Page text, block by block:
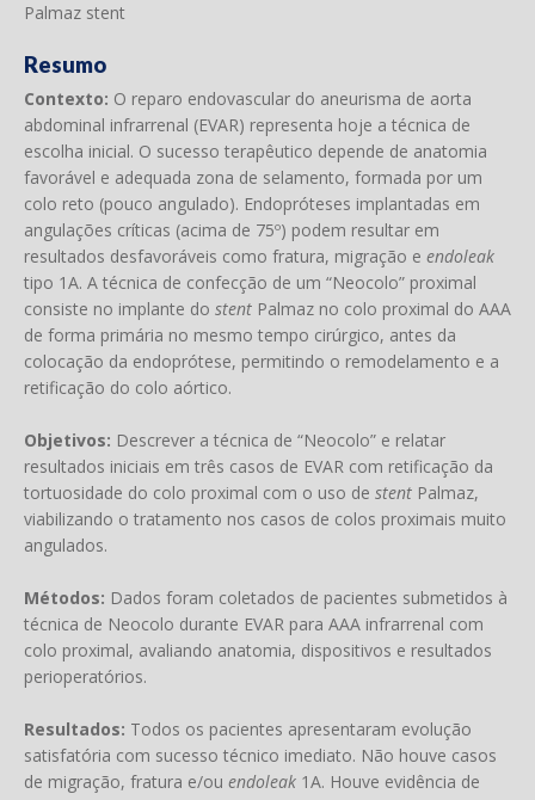
Palmaz stent
Resumo
Contexto: O reparo endovascular do aneurisma de aorta
abdominal infrarrenal (EVAR) representa hoje a técnica de
escolha inicial. O sucesso terapêutico depende de anatomia
favorável e adequada zona de selamento, formada por um
colo reto (pouco angulado). Endopróteses implantadas em
angulações críticas (acima de 75º) podem resultar em
resultados desfavoráveis como fratura, migração e endoleak
tipo 1A. A técnica de confecção de um “Neocolo” proximal
consiste no implante do stent Palmaz no colo proximal do AAA
de forma primária no mesmo tempo cirúrgico, antes da
colocação da endoprótese, permitindo o remodelamento e a
retificação do colo aórtico.
Objetivos: Descrever a técnica de “Neocolo” e relatar
resultados iniciais em três casos de EVAR com retificação da
tortuosidade do colo proximal com o uso de stent Palmaz,
viabilizando o tratamento nos casos de colos proximais muito
angulados.
Métodos: Dados foram coletados de pacientes submetidos à
técnica de Neocolo durante EVAR para AAA infrarrenal com
colo proximal, avaliando anatomia, dispositivos e resultados
perioperatórios.
Resultados: Todos os pacientes apresentaram evolução
satisfatória com sucesso técnico imediato. Não houve casos
de migração, fratura e/ou endoleak 1A. Houve evidência de